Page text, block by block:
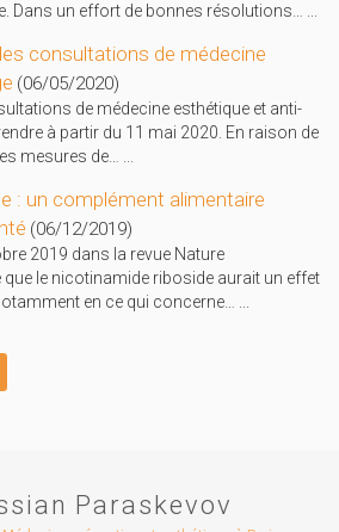
Dans un effort de bonnes résolutions… ...
consultations de médecine
(06/05/2020)
de médecine esthétique et anti-
à partir du 11 mai 2020. En raison de
mesures de… ...
: un complément alimentaire
(06/12/2019)
2019 dans la revue Nature
le nicotinamide riboside aurait un effet
en ce qui concerne… ...
Paraskevov